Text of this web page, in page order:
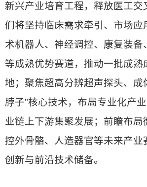
新兴产业培育工程，释放医工交
们将坚持临床需求牵引、市场应
术机器人、神经调控、康复装备
等成熟优势赛道，推动一批成熟
地；聚焦超高分辨超声探头、成
脖子”核心技术，布局专业化产
业链上下游集聚发展；前瞻布局
控外骨骼、人造器官等未来产业
创新与前沿技术储备。